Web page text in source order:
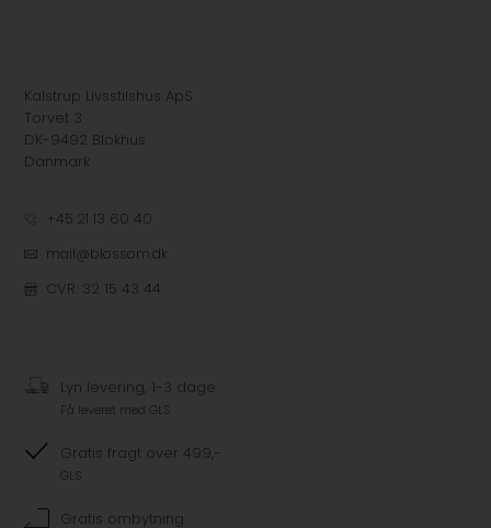
Kalstrup Livsstilshus ApS
Torvet 3
DK-9492 Blokhus
Danmark
+45 21 13 60 40
mail@blossom.dk
CVR: 32 15 43 44
Lyn levering, 1-3 dage
Få leveret med GLS
Gratis fragt over 499,-
GLS
Gratis ombytning